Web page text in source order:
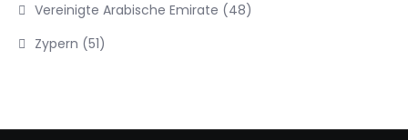
Vereinigte Arabische Emirate (48)
Zypern (51)